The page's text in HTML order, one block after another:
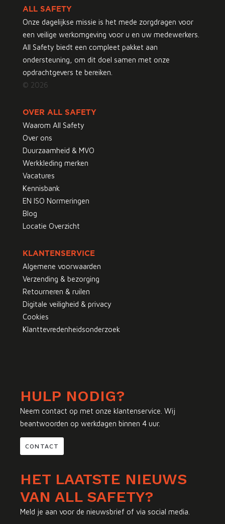
ALL SAFETY
Onze dagelijkse missie is het mede zorgdragen voor
een veilige werkomgeving voor u en uw medewerkers.
All Safety biedt een compleet pakket aan
ondersteuning, om dit doel samen met onze
opdrachtgevers te bereiken.
© 2026
OVER ALL SAFETY
Waarom All Safety
Over ons
Duurzaamheid & MVO
Werkkleding merken
Vacatures
Kennisbank
EN ISO Normeringen
Blog
Locatie Overzicht
KLANTENSERVICE
Algemene voorwaarden
Verzending & bezorging
Retourneren & ruilen
Digitale veiligheid & privacy
Cookies
Klanttevredenheidsonderzoek
HULP NODIG?
Neem contact op met onze klantenservice. Wij
beantwoorden op werkdagen binnen 4 uur.
CONTACT
HET LAATSTE NIEUWS
VAN ALL SAFETY?
Meld je aan voor de nieuwsbrief of via social media.